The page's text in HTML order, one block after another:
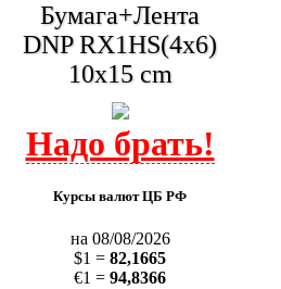
Бумага+Лента
DNP RX1HS(4x6)
10x15 cm
Курсы валют ЦБ РФ
на 08/08/2026
$1 = 82,1665
€1 = 94,8366